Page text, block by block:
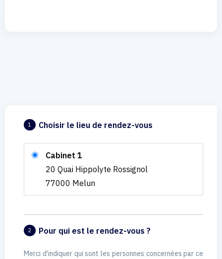
1 Choisir le lieu de rendez-vous
Cabinet 1
20 Quai Hippolyte Rossignol
77000 Melun
2 Pour qui est le rendez-vous ?
Merci d'indiquer qui sont les personnes concernées par ce